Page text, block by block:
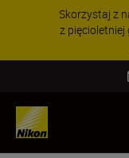
Skorzystaj z
z pięcioletniej